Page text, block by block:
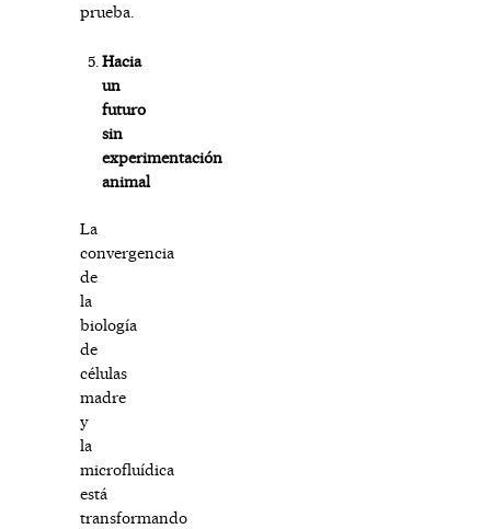
prueba.
Hacia
un
futuro
sin
experimentación
animal
La
convergencia
de
la
biología
de
células
madre
y
la
microfluídica
está
transformando